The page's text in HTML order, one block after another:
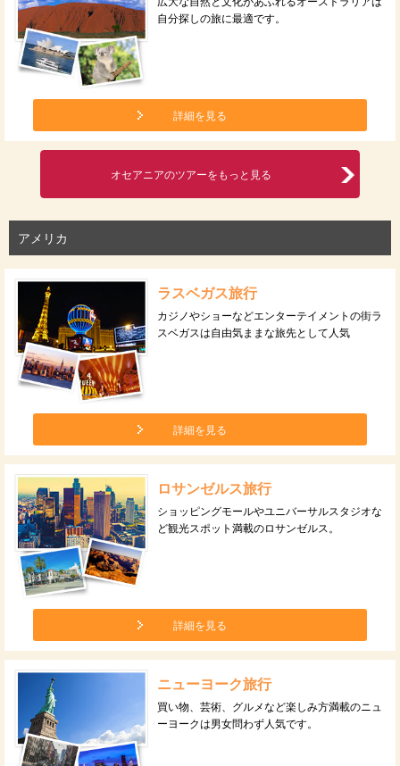
自分探しの旅に最適です。
詳細を見る
オセアニアのツアーをもっと見る
アメリカ
ラスベガス旅行
カジノやショーなどエンターテイメントの街ラ
スベガスは自由気ままな旅先として人気
詳細を見る
ロサンゼルス旅行
ショッピングモールやユニバーサルスタジオな
ど観光スポット満載のロサンゼルス。
詳細を見る
ニューヨーク旅行
買い物、芸術、グルメなど楽しみ方満載のニュ
ーヨークは男女問わず人気です。